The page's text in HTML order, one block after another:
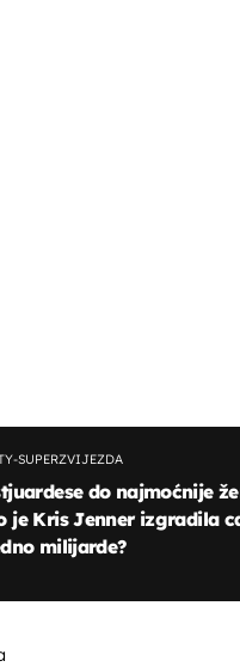
SUPERZVIJEZDA
do najmoćnije
je Kris Jenner izgradila
milijarde?